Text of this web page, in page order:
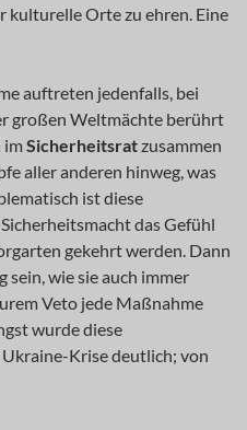
kulturelle Orte zu ehren. Eine
auftreten jedenfalls, bei
großen Weltmächte berührt
imSicherheitsratzusammen
aller anderen hinweg, was
ist diese
das Gefühl
gekehrt werden. Dann
sein, wie sie auch immer
Veto jede Maßnahme
wurde diese
Krise deutlich; von